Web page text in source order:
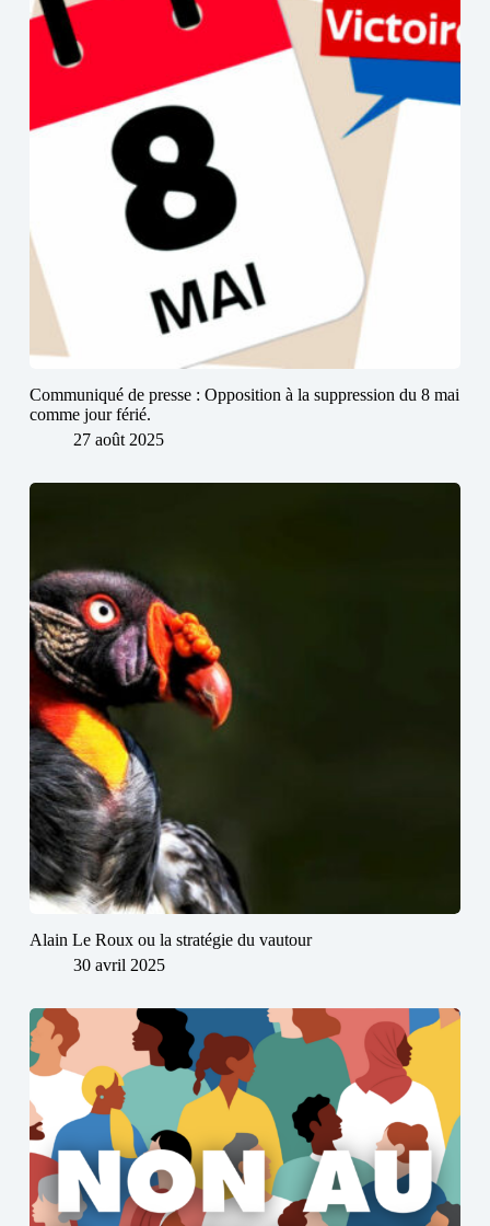
Communiqué de presse : Opposition à la suppression du 8 mai
comme jour férié.
27 août 2025
Alain Le Roux ou la stratégie du vautour
30 avril 2025